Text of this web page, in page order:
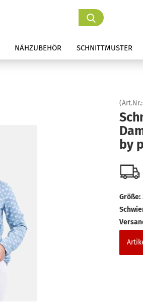
NÄHZUBEHÖR SCHNITTMUSTER
(Art.Nr.:
by
Größe: